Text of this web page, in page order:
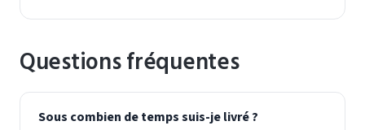
Questions fréquentes
Sous combien de temps suis-je livré ?